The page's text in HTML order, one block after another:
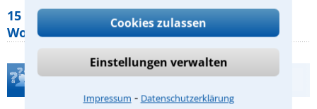
Cookies zulassen
Einstellungen verwalten
Impressum ⁃ Datenschutzerklärung
15 elementare Rechte, die jeder
Wohnungseigentümer kennen sollte
Teste Dein Rechtswissen